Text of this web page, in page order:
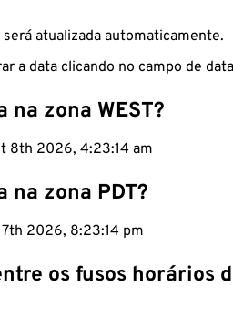
será atualizada automaticamente.
a data clicando no campo de
na zona WEST?
8th 2026, 4:23:15 am
na zona PDT?
7th 2026, 8:23:15 pm
os fusos horários